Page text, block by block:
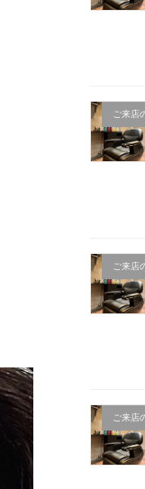
ご来店
ご来店
ご来店